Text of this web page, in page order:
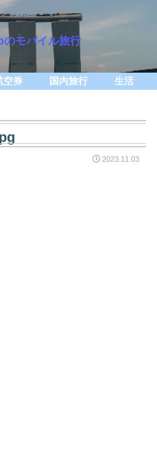
のモバイル旅行
空券 国内旅行 生活
2023.11.03